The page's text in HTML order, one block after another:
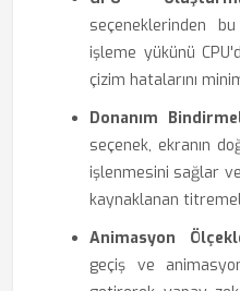
seçeneklerinden
işleme yükünü
çizim hatalarını
Donanım
seçenek, ekranın
işlenmesini sağlar
kaynaklanan
Animasyon
geçiş ve